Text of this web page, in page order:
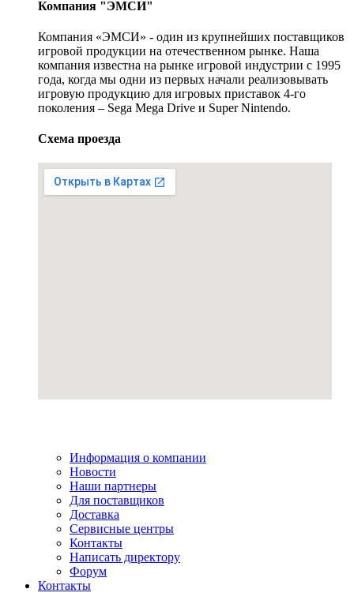
Компания "ЭМСИ"
Компания «ЭМСИ» - один из крупнейших поставщиков
игровой продукции на отечественном рынке. Наша
компания известна на рынке игровой индустрии с 1995
года, когда мы одни из первых начали реализовывать
игровую продукцию для игровых приставок 4-го
поколения – Sega Mega Drive и Super Nintendo.
Схема проезда
Информация о компании
Новости
Наши партнеры
Для поставщиков
Доставка
Сервисные центры
Контакты
Написать директору
Форум
Контакты